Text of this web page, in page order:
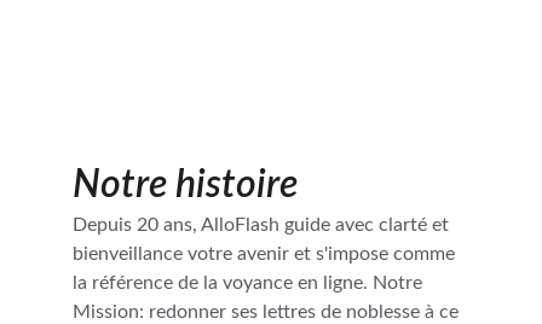
Notre histoire
Depuis 20 ans, AlloFlash guide avec clarté et
bienveillance votre avenir et s'impose comme
la référence de la voyance en ligne. Notre
Mission: redonner ses lettres de noblesse à ce